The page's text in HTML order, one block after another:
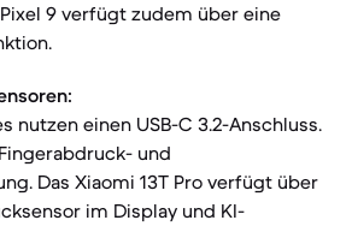
9 verfügt zudem über eine
nutzen einen USB-C 3.2-Anschluss.
und
Das Xiaomi 13T Pro verfügt über
im Display und KI-